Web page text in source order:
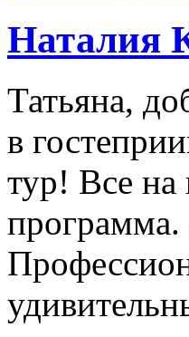
Наталия
Татьяна,
в
тур! Все на